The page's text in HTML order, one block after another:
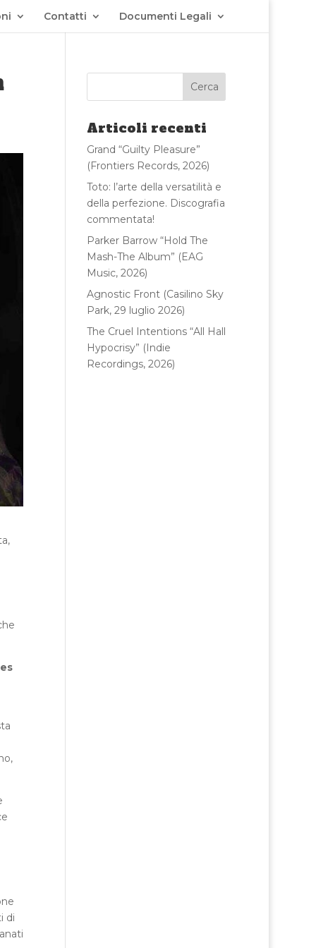
Contatti Documenti Legali
di
Articoli recenti
Grand “Guilty Pleasure”
(Frontiers Records, 2026)
Toto: l’arte della versatilità e
della perfezione. Discografia
commentata!
Parker Barrow “Hold The
Mash-The Album” (EAG
Music, 2026)
Agnostic Front (Casilino Sky
Park, 29 luglio 2026)
The Cruel Intentions “All Hall
Hypocrisy” (Indie
Recordings, 2026)